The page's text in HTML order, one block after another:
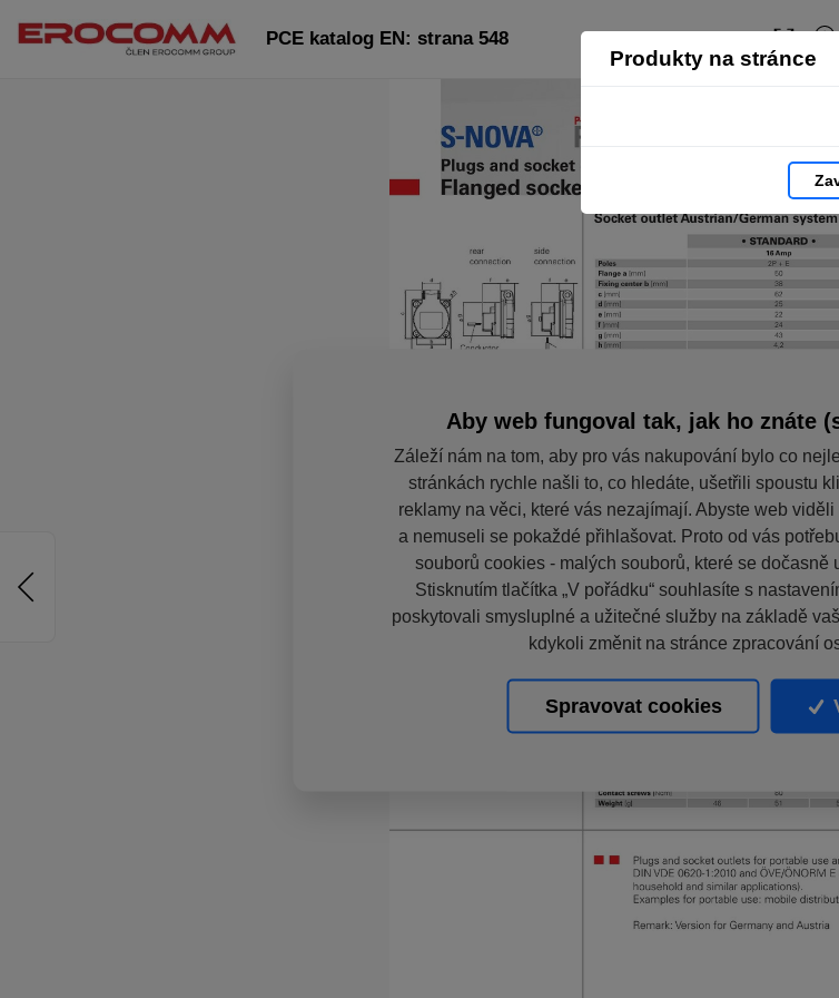
Produkty na stránce
PCE katalog EN: strana 548
Aby web fungoval tak, jak ho znáte
Záleží nám na tom, aby pro vás nakupování bylo co
stránkách rychle našli to, co hledáte, ušetřili spoustu
reklamy na věci, které vás nezajímají. Abyste web
a nemuseli se pokaždé přihlašovat. Proto od vás
souborů cookies - malých souborů, které se dočasně
Stisknutím tlačítka „V pořádku“ souhlasíte s
poskytovali smysluplné a užitečné služby na základě
kdykoli změnit na stránce zpracování
Spravovat cookies